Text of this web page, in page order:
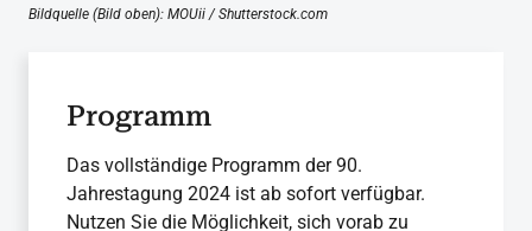
Bildquelle (Bild oben): MOUii / Shutterstock.com
Programm
Das vollständige Programm der 90.
Jahrestagung 2024 ist ab sofort verfügbar.
Nutzen Sie die Möglichkeit, sich vorab zu